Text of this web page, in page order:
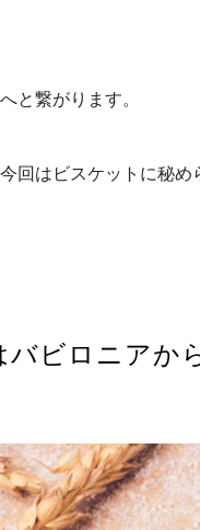
と繋がります。
回はビスケットに秘め
バビロニアか